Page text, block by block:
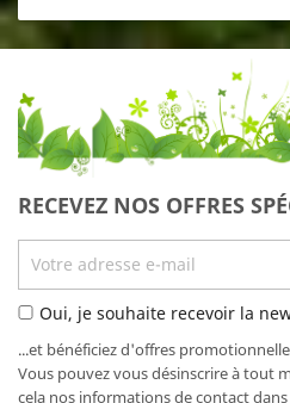
RECEVEZ NOS OFFRES
Oui, je souhaite recevoir la
...et bénéficiez d'offres
Vous pouvez vous désinscrire à tout
cela nos informations de contact